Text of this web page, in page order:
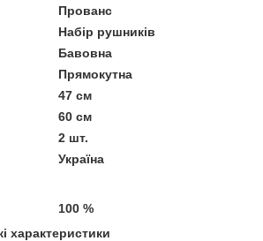
Прованс
Набір рушників
Бавовна
Прямокутна
47 см
60 см
2 шт.
Україна
100 %
характеристики